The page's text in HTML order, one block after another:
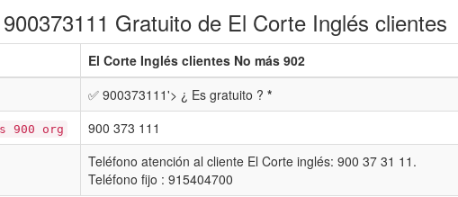
Gratuito de El Corte Inglés clientes
El Corte Inglés clientes No más 902
✅ 900373111'> ¿ Es gratuito ? *
900 org
900 373 111
Teléfono atención al cliente El Corte inglés: 900 37 31 11.
Teléfono fijo : 915404700